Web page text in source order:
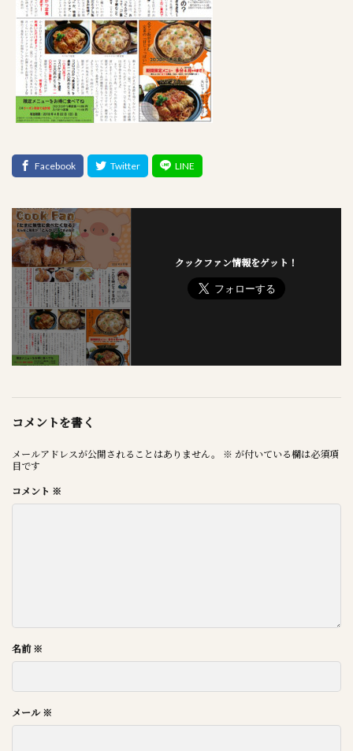
クックファン情報をゲット！
コメントを書く
メールアドレスが公開されることはありません。 ※ が付いている欄は必須項
目です
コメント ※
名前※
メール※